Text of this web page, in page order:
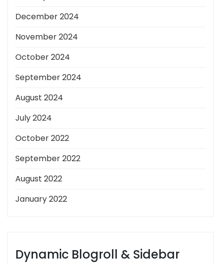
December 2024
November 2024
October 2024
September 2024
August 2024
July 2024
October 2022
September 2022
August 2022
January 2022
Dynamic Blogroll & Sidebar